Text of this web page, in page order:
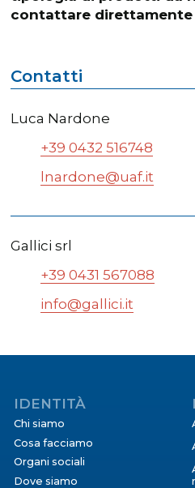
contattare direttamente
Contatti
Luca Nardone
+39 0432 516748
lnardone@uaf.it
Gallici srl
+39 0431 567088
info@gallici.it
IDENTITÀ
Chi siamo
Cosa facciamo
Organi sociali
Dove siamo